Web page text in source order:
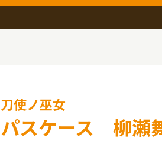
刀使ノ巫女
パスケース 柳瀬